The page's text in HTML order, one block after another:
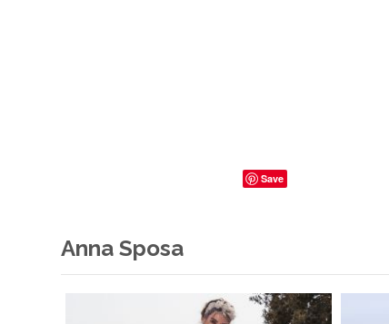
Save
Anna Sposa